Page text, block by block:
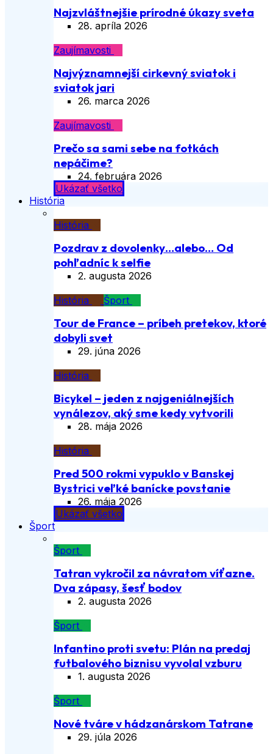
Najzvláštnejšie prírodné úkazy sveta
28. apríla 2026
Zaujímavosti
Najvýznamnejší cirkevný sviatok i
sviatok jari
26. marca 2026
Zaujímavosti
Prečo sa sami sebe na fotkách
nepáčime?
24. februára 2026
Ukázať všetko
História
História
Pozdrav z dovolenky…alebo… Od
pohľadníc k selfie
2. augusta 2026
História
Šport
Tour de France – príbeh pretekov, ktoré
dobyli svet
29. júna 2026
História
Bicykel – jeden z najgeniálnejších
vynálezov, aký sme kedy vytvorili
28. mája 2026
História
Pred 500 rokmi vypuklo v Banskej
Bystrici veľké banícke povstanie
26. mája 2026
Ukázať všetko
Šport
Šport
Tatran vykročil za návratom víťazne.
Dva zápasy, šesť bodov
2. augusta 2026
Šport
Infantino proti svetu: Plán na predaj
futbalového biznisu vyvolal vzburu
1. augusta 2026
Šport
Nové tváre v hádzanárskom Tatrane
29. júla 2026